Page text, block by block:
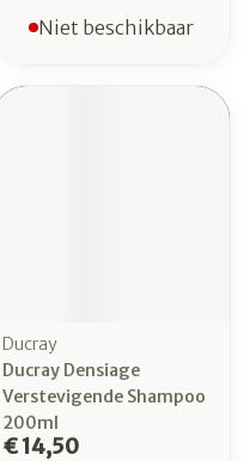
Niet beschikbaar
Ducray
Ducray Densiage
Verstevigende Shampoo
200ml
€ 14,50